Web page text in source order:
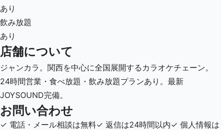
あり
飲み放題
あり
店舗について
ジャンカラ。関西を中心に全国展開するカラオケチェーン。
24時間営業・食べ放題・飲み放題プランあり。最新
JOYSOUND完備。
お問い合わせ
✓ 電話・メール相談は無料✓ 返信は24時間以内✓ 個人情報は